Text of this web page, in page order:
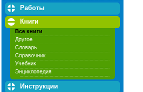
Работы
Книги
Все книги
Другое
Словарь
Справочник
Учебник
Энциклопедия
Инструкции